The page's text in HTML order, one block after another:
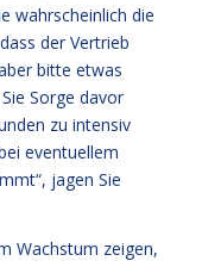
wahrscheinlich die
der Vertrieb
bitte etwas
Sorge davor
zu intensiv
eventuellem
jagen Sie
Wachstum zeigen,